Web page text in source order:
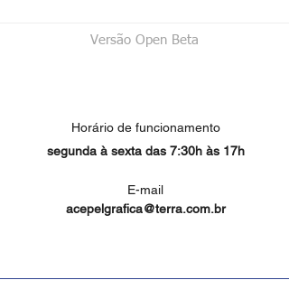
Versão Open Beta
Horário de funcionamento
segunda à sexta das 7:30h às 17h
E-mail
acepelgrafica@terra.com.br